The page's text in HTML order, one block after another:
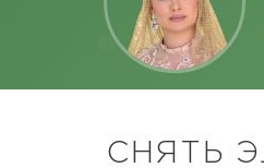
СНЯТЬ